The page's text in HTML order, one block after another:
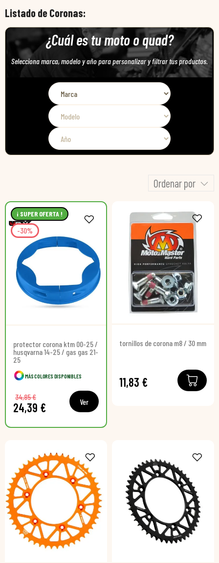
Listado de Coronas:
¿Cuál es tu moto o quad?
Selecciona marca, modelo y año para personalizar y filtrar tus productos.
Ordenar por
¡ SUPER OFERTA !
-30%
protector corona ktm 00-25 /
husqvarna 14-25 / gas gas 21-
25
MÁS COLORES DISPONIBLES
24,39 €
34,85 € Ver
tornillos de corona m8 / 30 mm
11,83 €